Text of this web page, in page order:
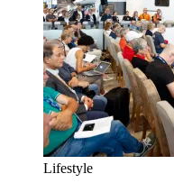
Lifestyle